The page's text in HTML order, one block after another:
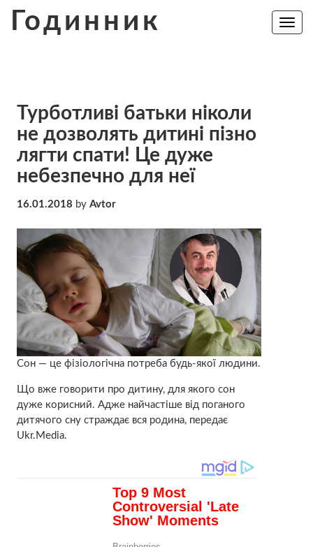
Годинник
Toggle
Турботливі батьки ніколи
не дозволять дитині пізно
лягти спати! Це дуже
небезпечно для неї
16.01.2018 by Avtor
Сон — це фізіологічна потреба будь-якої людини.
Що вже говорити про дитину, для якого сон
дуже корисний. Адже найчастіше від поганого
дитячого сну страждає вся родина, передає
Ukr.Media.